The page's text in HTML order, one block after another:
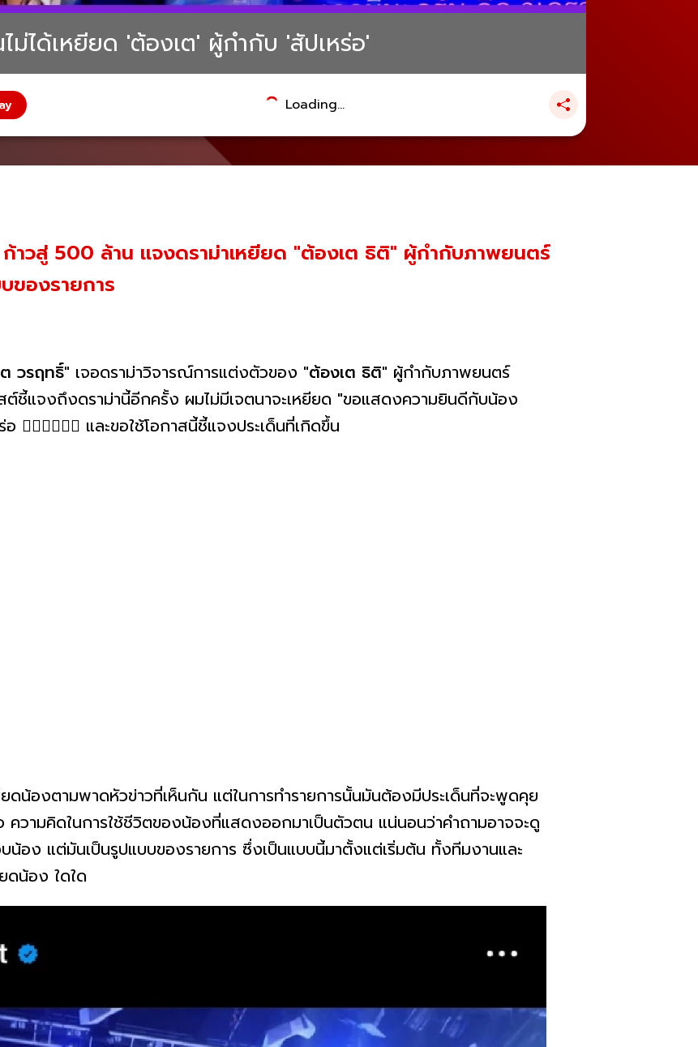
ม่ได้เหยียด 'ต้องเต' ผู้กำกับ 'สัปเหร่อ'
Loading...
าวสู่ 500 ล้าน แจงดราม่าเหยียด "ต้องเต ธิติ" ผู้กำกับภาพยนตร์
ของรายการ
วรฤทธิ์" เจอดราม่าวิจารณ์การแต่งตัวของ "ต้องเต ธิติ" ผู้กำกับภาพยนตร์
ชี้แจงถึงดราม่านี้อีกครั้ง ผมไม่มีเจตนาจะเหยียด "ขอแสดงความยินดีกับน้อง
และขอใช้โอกาสนี้ชี้แจงประเด็นที่เกิดขึ้น
ดน้องตามพาดหัวข่าวที่เห็นกัน แต่ในการทำรายการนั้นมันต้องมีประเด็นที่จะพูดคุย
วามคิดในการใช้ชีวิตของน้องที่แสดงออกมาเป็นตัวตน แน่นอนว่าคำถามอาจจะดู
น้อง แต่มันเป็นรูปแบบของรายการ ซึ่งเป็นแบบนี้มาตั้งแต่เริ่มต้น ทั้งทีมงานและ
ดน้อง ใดใด